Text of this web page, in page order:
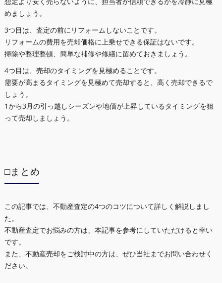
めましょう。
3つ目は、査定の前にリフォームしないことです。
リフォームの費用を売却価格に上乗せできる保証はないです。
掃除や整理整頓、簡単な補修や修繕に留めておきましょう。
4つ目は、売却のタイミングを見極めることです。
需要が高まるタイミングを見極めて売却すると、高く売却できるで
しょう。
1から3月の引っ越しシーズンや地価が上昇しているタイミングを狙
って売却しましょう。
□まとめ
この記事では、不動産査定の4つのコツについて詳しく解説しまし
た。
不動産査定でお悩みの方は、本記事を参考にしていただけると幸い
です。
また、不動産売却をご検討中の方は、ぜひ当社までお問い合わせく
ださい。